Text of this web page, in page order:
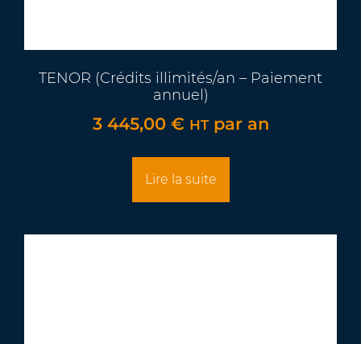
TENOR (Crédits illimités/an – Paiement
annuel)
3 445,00 € HT par an
Lire la suite